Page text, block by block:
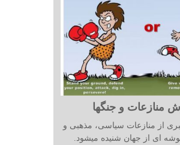
منازعات و جنگها
از منازعات سیاسی، مذهبی و
ای از جهان شنیده میشود.